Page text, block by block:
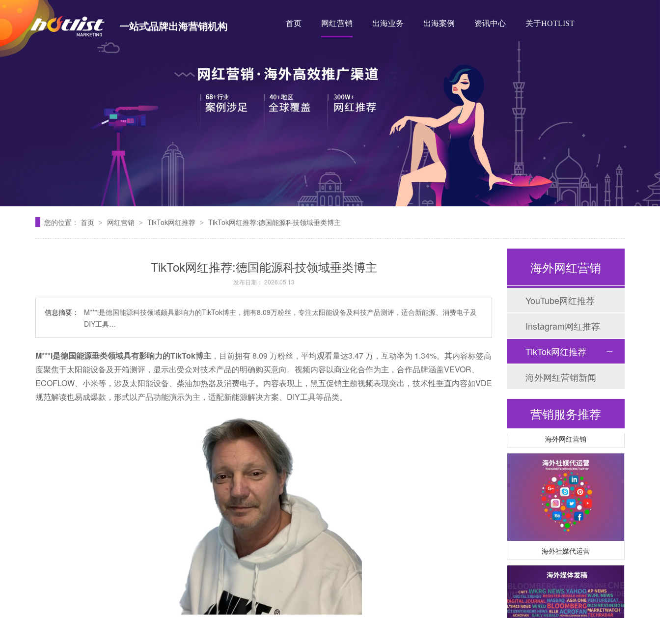
一站式品牌出海营销机构 首页 网红营销 出海业务 出海案例 资讯中心 关于HOTLIST
您的位置： 首页 > 网红营销 > TikTok网红推荐 > TikTok网红推荐:德国能源科技领域垂类博主
TikTok网红推荐:德国能源科技领域垂类博主
发布日期： 2026.05.13
信息摘要：
M***i是德国能源科技领域颇具影响力的TikTok博主，拥有8.09万粉丝，专注太阳能设备及科技产品测评，适合新能源、消费电子及
DIY工具…
M***i是德国能源垂类领域具有影响力的TikTok博主 ，目前拥有 8.09 万粉丝，平均观看量达3.47 万，互动率为 1.34%。其内容标签高
度聚焦于太阳能设备及开箱测评，显示出受众对技术产品的明确购买意向。视频内容以商业化合作为主，合作品牌涵盖VEVOR、
ECOFLOW、小米等，涉及太阳能设备、柴油加热器及消费电子。内容表现上，黑五促销主题视频表现突出，技术性垂直内容如VDE
规范解读也易成爆款，形式以产品功能演示为主，适配新能源解决方案、DIY工具等品类。
海外网红营销
YouTube网红推荐
Instagram网红推荐
TikTok网红推荐
海外网红营销新闻
营销服务推荐
海外网红营销
海外社媒代运营